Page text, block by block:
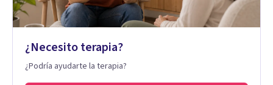
¿Necesito terapia?
¿Podría ayudarte la terapia?